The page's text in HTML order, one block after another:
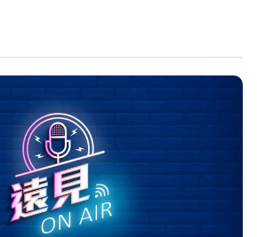
農產與「嘉義優鮮」品牌同步升級的
功打破過往傳統農業縣的侷限，讓返
、留得下、活得好」，更為地方累積
能。 本集《遠見ON AIR》邀請嘉義
蔡易餘、財信傳媒集團董事長謝金
李永豐、以及嘉義縣人力發展所所長
《嘉義被看見了》書中收錄的八年轉
換地的歷程，並共同看見下一個黃金
翁章梁縣長如何攜手團隊，在大牌林
位亞創中心？🔺品牌如何雙重升級，